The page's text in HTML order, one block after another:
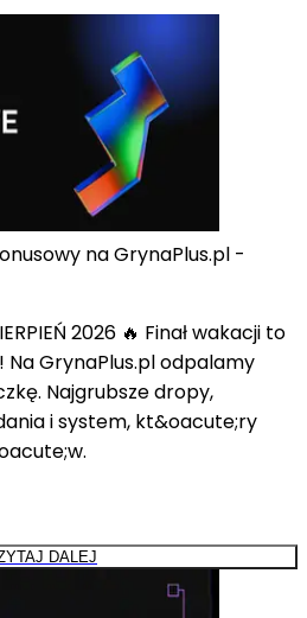
na GrynaPlus.pl -
2026 🔥 Finał wakacji to
Na GrynaPlus.pl odpalamy
Najgrubsze dropy,
i system, kt&oacute;ry
DALEJ